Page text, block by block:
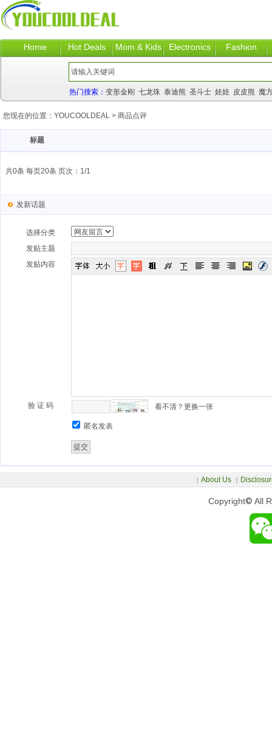
Home Hot Deals Mom & Kids Electronics Fashion
热门搜索： 变形金刚 七龙珠 泰迪熊 圣斗士 娃娃 皮皮熊 魔
您现在的位置： YOUCOOLDEAL > 商品点评
标题
共0条 每页20条 页次：1/1
发新话题
选择分类
发贴主题
发贴内容
验 证 码 看不清？更换一张
匿名发表
Copyright© All
| About Us |